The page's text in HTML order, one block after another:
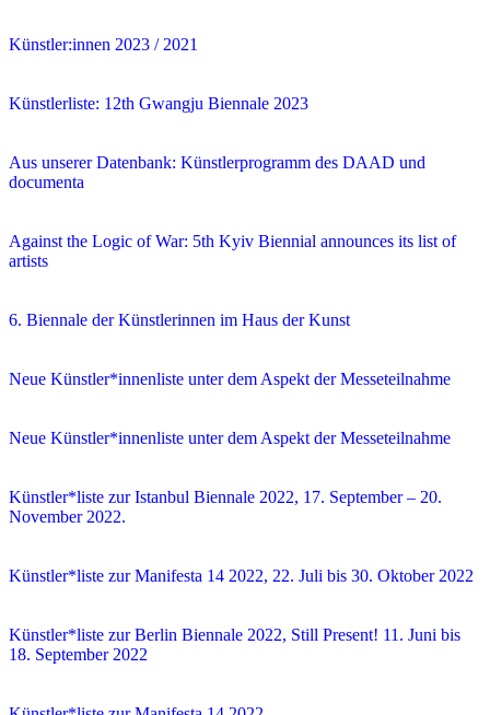
Künstler:innen 2023 / 2021
Künstlerliste: 12th Gwangju Biennale 2023
Aus unserer Datenbank: Künstlerprogramm des DAAD und
documenta
Against the Logic of War: 5th Kyiv Biennial announces its list of
artists
6. Biennale der Künstlerinnen im Haus der Kunst
Neue Künstler*innenliste unter dem Aspekt der Messeteilnahme
Neue Künstler*innenliste unter dem Aspekt der Messeteilnahme
Künstler*liste zur Istanbul Biennale 2022, 17. September – 20.
November 2022.
Künstler*liste zur Manifesta 14 2022, 22. Juli bis 30. Oktober 2022
Künstler*liste zur Berlin Biennale 2022, Still Present! 11. Juni bis
18. September 2022